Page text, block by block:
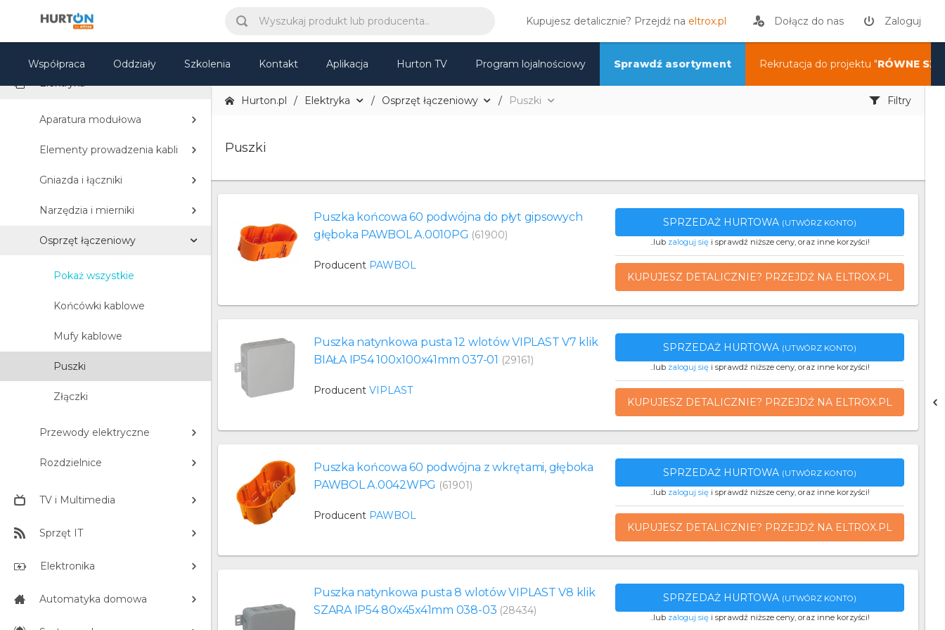
Kupujesz detalicznie? Przejdź na eltrox.pl Dołącz do nas Zaloguj
Współpraca Oddziały Szkolenia Kontakt Aplikacja Hurton TV Program lojalnościowy Sprawdź asortyment Rekrutacja do projektu "RÓWNE
KATEGORIE
Elektryka
Aparatura modułowa
Elementy prowadzenia kabli
Gniazda i łączniki
Narzędzia i mierniki
Osprzęt łączeniowy
Pokaż wszystkie
Końcówki kablowe
Mufy kablowe
Puszki
Złączki
Przewody elektryczne
Rozdzielnice
TV i Multimedia
Sprzęt IT
Elektronika
Automatyka domowa
Hurton.pl Elektryka Osprzęt łączeniowy Puszki Filtry
Puszki
Puszka końcowa 60 podwójna do płyt gipsowych
głęboka PAWBOL A.0010PG (61900)
Producent PAWBOL
SPRZEDAŻ HURTOWA (UTWÓRZ KONTO)
..lub zaloguj sięi sprawdź niższe ceny, oraz inne korzyści!
KUPUJESZ DETALICZNIE? PRZEJDŹ NA ELTROX.PL
Puszka natynkowa pusta 12 wlotów VIPLAST V7 klik
BIAŁA IP54 100x100x41mm 037-01 (29161)
Producent VIPLAST
SPRZEDAŻ HURTOWA (UTWÓRZ KONTO)
..lub zaloguj sięi sprawdź niższe ceny, oraz inne korzyści!
KUPUJESZ DETALICZNIE? PRZEJDŹ NA ELTROX.PL
Puszka końcowa 60 podwójna z wkrętami, głęboka
PAWBOL A.0042WPG (61901)
Producent PAWBOL
SPRZEDAŻ HURTOWA (UTWÓRZ KONTO)
..lub zaloguj sięi sprawdź niższe ceny, oraz inne korzyści!
KUPUJESZ DETALICZNIE? PRZEJDŹ NA ELTROX.PL
Puszka natynkowa pusta 8 wlotów VIPLAST V8 klik
SZARA IP54 80x45x41mm 038-03 (28434)
SPRZEDAŻ HURTOWA (UTWÓRZ KONTO)
..lub zaloguj sięi sprawdź niższe ceny, oraz inne korzyści!